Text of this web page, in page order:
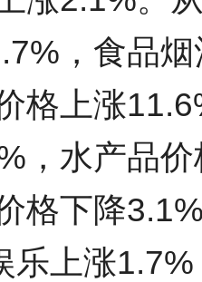
，食品
格上涨
，水产品
格下降
乐上涨